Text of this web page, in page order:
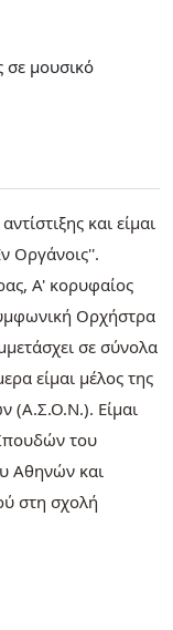
σε μουσικό
και είμαι
Οργάνοις''.
Α' κορυφαίος
Ορχήστρα
σε σύνολα
είμαι μέλος της
(Α.Σ.Ο.Ν.). Είμαι
του
Αθηνών και
στη σχολή